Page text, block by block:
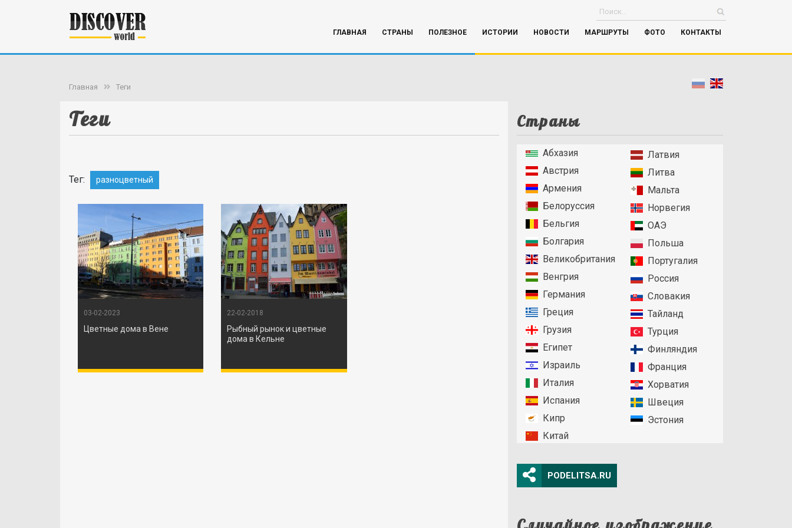
ГЛАВНАЯ СТРАНЫ ПОЛЕЗНОЕ ИСТОРИИ НОВОСТИ МАРШРУТЫ ФОТО КОНТАКТЫ
Главная Теги
Теги
Тег: разноцветный
03-02-2023
Цветные дома в Вене
22-02-2018
Рыбный рынок и цветные
дома в Кельне
Страны
Абхазия
Австрия
Армения
Белоруссия
Бельгия
Болгария
Великобритания
Венгрия
Германия
Греция
Грузия
Египет
Израиль
Италия
Испания
Кипр
Китай
Латвия
Литва
Мальта
Норвегия
ОАЭ
Польша
Португалия
Россия
Словакия
Тайланд
Турция
Финляндия
Франция
Хорватия
Швеция
Эстония
PODELITSA.RU